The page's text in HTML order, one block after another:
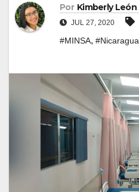
Por Kimberly León
JUL 27, 2020
#MINSA, #Nicaragua